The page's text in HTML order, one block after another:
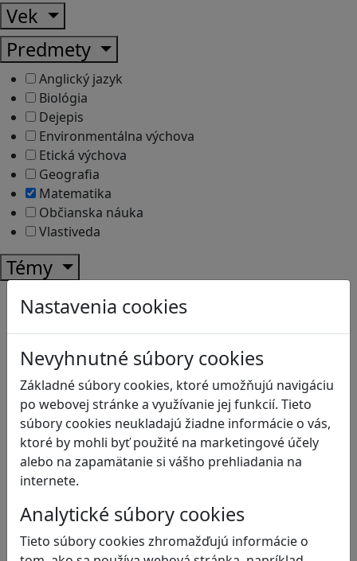
Nastavenia cookies
Nevyhnutné súbory cookies
Základné súbory cookies, ktoré umožňujú navigáciu
po webovej stránke a využívanie jej funkcií. Tieto
súbory cookies neukladajú žiadne informácie o vás,
ktoré by mohli byť použité na marketingové účely
alebo na zapamätanie si vášho prehliadania na
internete.
Analytické súbory cookies
Tieto súbory cookies zhromažďujú informácie o
Vek
Predmety
Anglický jazyk
Biológia
Dejepis
Environmentálna výchova
Etická výchova
Geografia
Matematika
Občianska náuka
Vlastiveda
Témy
Bezpečnosť na internete
Čítanie s porozumením
Digitálna rovnováha
Ekológia
Globálne vzdelávanie
Kreativita
Kritické myslenie
Kyberšikana
Logické myslenie
Ľudské práva a tolerancia
Motorika a koncentrácia
Programovanie/Technika
Sociálne zručnosti a kooperácia
Strategické myslenie